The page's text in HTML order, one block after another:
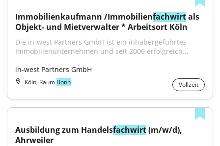
Immobilienkaufmann /Immobilienfachwirt als
Objekt- und Mietverwalter * Arbeitsort Köln
Die in-west Partners GmbH ist ein inhabergeführtes
Immobilienunternehmen und seit 2006 erfolgreich...
in-west Partners GmbH
Köln, Raum Bonn Vollzeit
Ausbildung zum Handelsfachwirt (m/w/d),
Ahrweiler